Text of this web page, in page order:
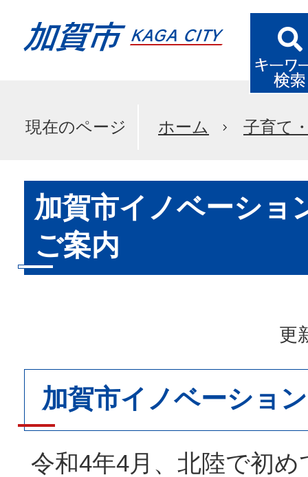
現在のページ ホーム 子育て
加賀市イノベーショ
ご案内
更
加賀市イノベーショ
令和4年4月、北陸で初